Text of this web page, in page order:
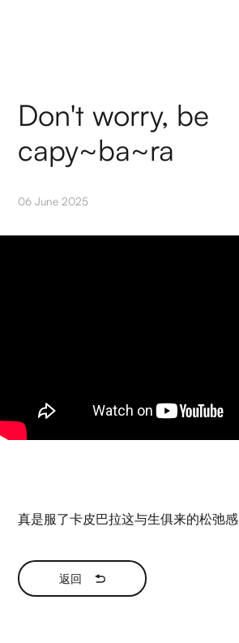
Don't worry, be
capy~ba~ra
06 June 2025
真是服了卡皮巴拉这与生俱来的松弛感
返回